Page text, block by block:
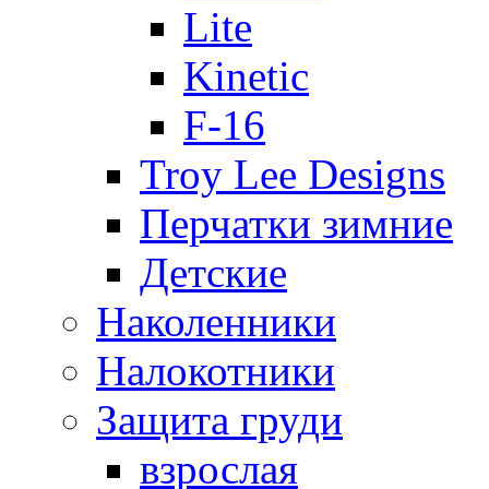
Lite
Kinetic
F-16
Troy Lee Designs
Перчатки зимние
Детские
Наколенники
Налокотники
Защита груди
взрослая